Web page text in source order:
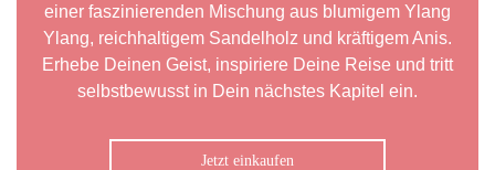
einer faszinierenden Mischung aus blumigem Ylang
Ylang, reichhaltigem Sandelholz und kräftigem Anis.
Erhebe Deinen Geist, inspiriere Deine Reise und tritt
selbstbewusst in Dein nächstes Kapitel ein.
Jetzt einkaufen